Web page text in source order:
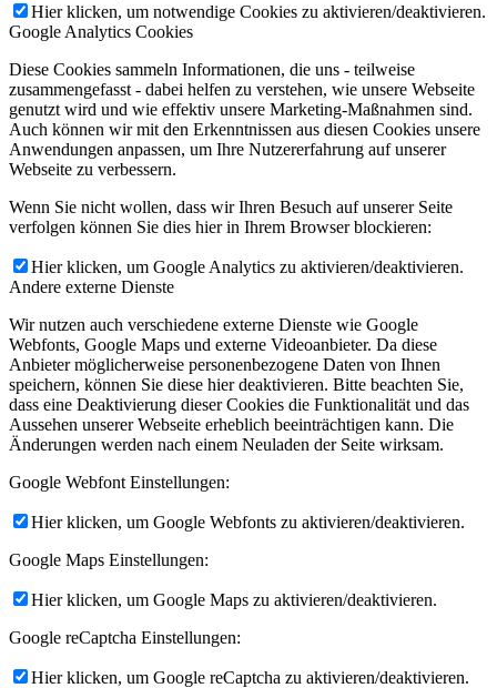
Hier klicken, um notwendige Cookies zu aktivieren/deaktivieren.
Google Analytics Cookies
Diese Cookies sammeln Informationen, die uns - teilweise
zusammengefasst - dabei helfen zu verstehen, wie unsere Webseite
genutzt wird und wie effektiv unsere Marketing-Maßnahmen sind.
Auch können wir mit den Erkenntnissen aus diesen Cookies unsere
Anwendungen anpassen, um Ihre Nutzererfahrung auf unserer
Webseite zu verbessern.
Wenn Sie nicht wollen, dass wir Ihren Besuch auf unserer Seite
verfolgen können Sie dies hier in Ihrem Browser blockieren:
Hier klicken, um Google Analytics zu aktivieren/deaktivieren.
Andere externe Dienste
Wir nutzen auch verschiedene externe Dienste wie Google
Webfonts, Google Maps und externe Videoanbieter. Da diese
Anbieter möglicherweise personenbezogene Daten von Ihnen
speichern, können Sie diese hier deaktivieren. Bitte beachten Sie,
dass eine Deaktivierung dieser Cookies die Funktionalität und das
Aussehen unserer Webseite erheblich beeinträchtigen kann. Die
Änderungen werden nach einem Neuladen der Seite wirksam.
Google Webfont Einstellungen:
Hier klicken, um Google Webfonts zu aktivieren/deaktivieren.
Google Maps Einstellungen:
Hier klicken, um Google Maps zu aktivieren/deaktivieren.
Google reCaptcha Einstellungen:
Hier klicken, um Google reCaptcha zu aktivieren/deaktivieren.